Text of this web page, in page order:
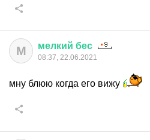
М мелкий бес
08:37, 22.06.2021
мну блюю когда его вижу